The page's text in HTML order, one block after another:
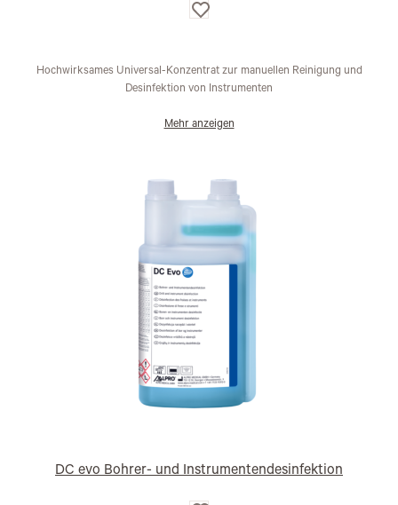
Auf
die
Hochwirksames Universal-Konzentrat zur manuellen Reinigung und
Desinfektion von Instrumenten
Mehr anzeigen
DC evo Bohrer- und Instrumentendesinfektion